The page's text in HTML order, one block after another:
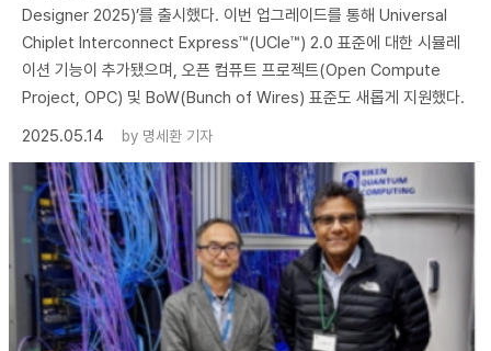
Designer 2025)’를 출시했다. 이번 업그레이드를 통해 Universal
Chiplet Interconnect Express™(UCIe™) 2.0 표준에 대한 시뮬레
이션 기능이 추가됐으며, 오픈 컴퓨트 프로젝트(Open Compute
Project, OPC) 및 BoW(Bunch of Wires) 표준도 새롭게 지원했다.
2025.05.14
by 명세환 기자